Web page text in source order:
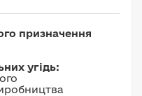
призначення
угідь: